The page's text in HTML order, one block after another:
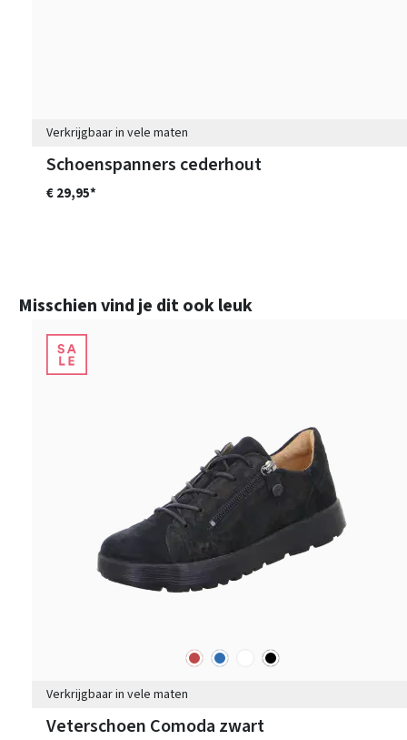
Verkrijgbaar in vele maten
Schoenspanners cederhout
€ 29,95*
Productgalerij overslaan
Misschien vind je dit ook leuk
roodblauw zwart
Verkrijgbaar in vele maten
Veterschoen Comoda zwart